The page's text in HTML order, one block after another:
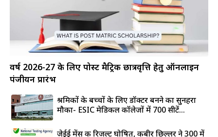
वर्ष 2026-27 के लिए पोस्ट मैट्रिक छात्रवृत्ति हेतु ऑनलाइन
पंजीयन प्रारंभ
श्रमिकों के बच्चों के लिए डॉक्टर बनने का सुनहरा
मौका- ESIC मेडिकल कॉलेजों में 700 सीटें...
जेईई मेंस की रिजल्ट घोषित, कबीर छिल्लर ने 300 में